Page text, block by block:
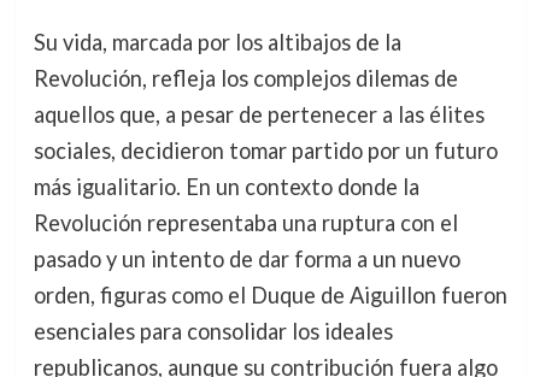
Su vida, marcada por los altibajos de la
Revolución, refleja los complejos dilemas de
aquellos que, a pesar de pertenecer a las élites
sociales, decidieron tomar partido por un futuro
más igualitario. En un contexto donde la
Revolución representaba una ruptura con el
pasado y un intento de dar forma a un nuevo
orden, figuras como el Duque de Aiguillon fueron
esenciales para consolidar los ideales
republicanos, aunque su contribución fuera algo